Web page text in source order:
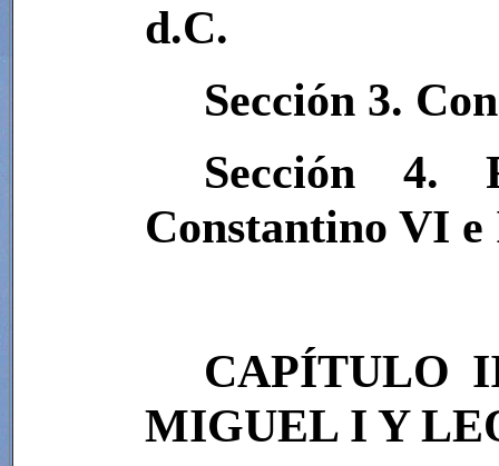
d.C.
Sección 3.
Sección
Constantino VI e
CAPÍTULO
MIGUEL I Y